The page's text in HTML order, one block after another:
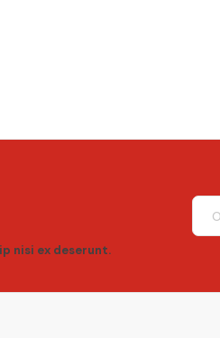
nisi ex deserunt.